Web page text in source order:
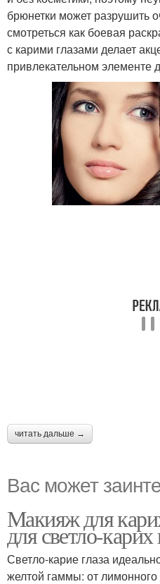
брюнетки может разрушить
смотреться как боевая
с карими глазами делает
привлекательном элементе
читать дальше →
Вас может
Макияж для
для светло-карих
Светло-карие глаза
желтой гаммы: от